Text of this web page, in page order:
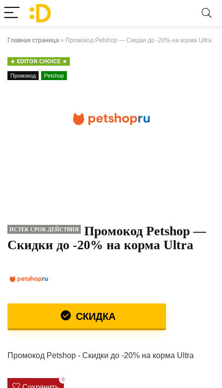
Главная страница » Промокод Petshop — Скидки до -20% на корма Ultra
EDITOR CHOICE
Промокод Petshop
ИСТЕК СРОК ДЕЙСТВИЯ
Промокод Petshop —
Скидки до -20% на корма Ultra
СКИДКА
Промокод Petshop - Скидки до -20% на корма Ultra
0